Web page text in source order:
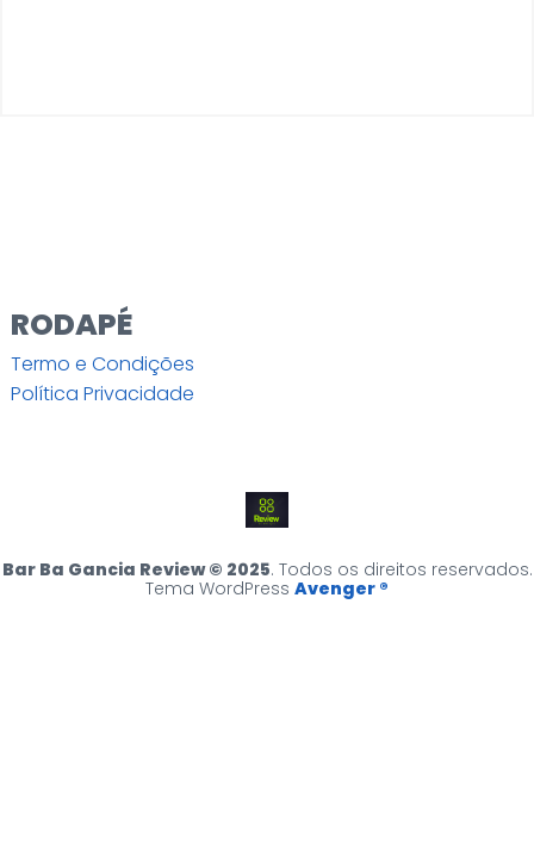
RODAPÉ
Termo e Condições
Política Privacidade
Bar Ba Gancia Review © 2025. Todos os direitos reservados.
Tema WordPress Avenger ®